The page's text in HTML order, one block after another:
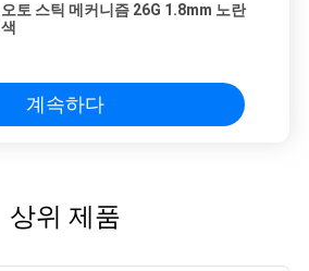
오토 스틱 메커니즘 26G 1.8mm 노란
색
계속하다
상위 제품